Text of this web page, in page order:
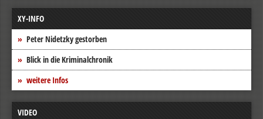
XY-INFO
Peter Nidetzky gestorben
Blick in die Kriminalchronik
weitere Infos
VIDEO